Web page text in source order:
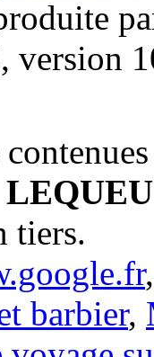
tiers.
barbier,